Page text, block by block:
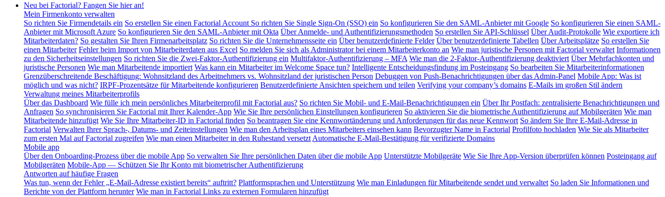
Neu bei Factorial? Fangen Sie hier an!
Mein Firmenkonto verwalten
So richten Sie Firmendetails ein So erstellen Sie einen Factorial Account So richten Sie Single Sign-On (SSO) ein So konfigurieren Sie den SAML-Anbieter mit Google So konfigurieren Sie einen SAML-
Anbieter mit Microsoft Azure So konfigurieren Sie den SAML-Anbieter mit Okta Über Anmelde- und Authentifizierungsmethoden So erstellen Sie API-Schlüssel Über Audit-Protokolle Wie exportiere ich
Mitarbeiterdaten? So gestalten Sie Ihren Firmenarbeitsplatz So richten Sie die Unternehmensseite ein Über benutzerdefinierte Felder Über benutzerdefinierte Tabellen Über Arbeitsplätze So erstellen Sie
einen Mitarbeiter Fehler beim Import von Mitarbeiterdaten aus Excel So melden Sie sich als Administrator bei einem Mitarbeiterkonto an Wie man juristische Personen mit Factorial verwaltet Informationen
zu den Sicherheitseinstellungen So richten Sie die Zwei-Faktor-Authentifizierung ein Multifaktor-Authentifizierung – MFA Wie man die 2-Faktor-Authentifizierung deaktiviert Über Mehrfachkonten und
juristische Personen Wie man Mitarbeitende importiert Was kann ein Mitarbeiter im Welcome Space tun? Intelligente Entscheidungsfindung im Posteingang So bearbeiten Sie Mitarbeiterinformationen
Grenzüberschreitende Beschäftigung: Wohnsitzland des Arbeitnehmers vs. Wohnsitzland der juristischen Person Debuggen von Push-Benachrichtigungen über das Admin-Panel Mobile App: Was ist
möglich und was nicht? IRPF-Prozentsätze für Mitarbeitende konfigurieren Benutzerdefinierte Ansichten speichern und teilen Verifying your company’s domains E-Mails im großen Stil ändern
Verwaltung meines Mitarbeiterprofils
Über das Dashboard Wie fülle ich mein persönliches Mitarbeiterprofil mit Factorial aus? So richten Sie Mobil- und E-Mail-Benachrichtigungen ein Über Ihr Postfach: zentralisierte Benachrichtigungen und
Anfragen So synchronisieren Sie Factorial mit Ihrer Kalender-App Wie Sie Ihre persönlichen Einstellungen konfigurieren So aktivieren Sie die biometrische Authentifizierung auf Mobilgeräten Wie man
Mitarbeitende hinzufügt Wie Sie Ihre Mitarbeiter-ID in Factorial finden So beantragen Sie eine Kennwortänderung und Anforderungen für das neue Kennwort So ändern Sie Ihre E-Mail-Adresse in
Factorial Verwalten Ihrer Sprach-, Datums- und Zeiteinstellungen Wie man den Arbeitsplan eines Mitarbeiters einsehen kann Bevorzugter Name in Factorial Profilfoto hochladen Wie Sie als Mitarbeiter
zum ersten Mal auf Factorial zugreifen Wie man einen Mitarbeiter in den Ruhestand versetzt Automatische E-Mail-Bestätigung für verifizierte Domains
Mobile app
Über den Onboarding-Prozess über die mobile App So verwalten Sie Ihre persönlichen Daten über die mobile App Unterstützte Mobilgeräte Wie Sie Ihre App-Version überprüfen können Posteingang auf
Mobilgeräten Mobile-App — Schützen Sie Ihr Konto mit biometrischer Authentifizierung
Antworten auf häufige Fragen
Was tun, wenn der Fehler „E-Mail-Adresse existiert bereits“ auftritt? Plattformsprachen und Unterstützung Wie man Einladungen für Mitarbeitende sendet und verwaltet So laden Sie Informationen und
Berichte von der Plattform herunter Wie man in Factorial Links zu externen Formularen hinzufügt